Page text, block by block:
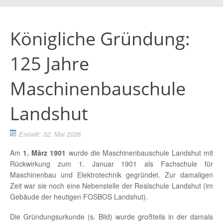
Königliche Gründung:
125 Jahre
Maschinenbauschule
Landshut
Erstellt: 02. Mai 2026
Am 1. März 1901 wurde die Maschinenbauschule Landshut mit
Rückwirkung zum 1. Januar 1901 als Fachschule für
Maschinenbau und Elektrotechnik gegründet. Zur damaligen
Zeit war sie noch eine Nebenstelle der Realschule Landshut (im
Gebäude der heutigen FOSBOS Landshut).
Die Gründungsurkunde (s. Bild) wurde großteils in der damals